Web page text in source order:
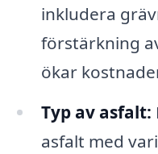
inkludera
förstärkning
ökar
Typ av asfalt:
asfalt med